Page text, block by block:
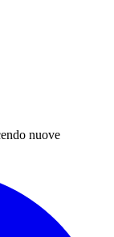
nuove